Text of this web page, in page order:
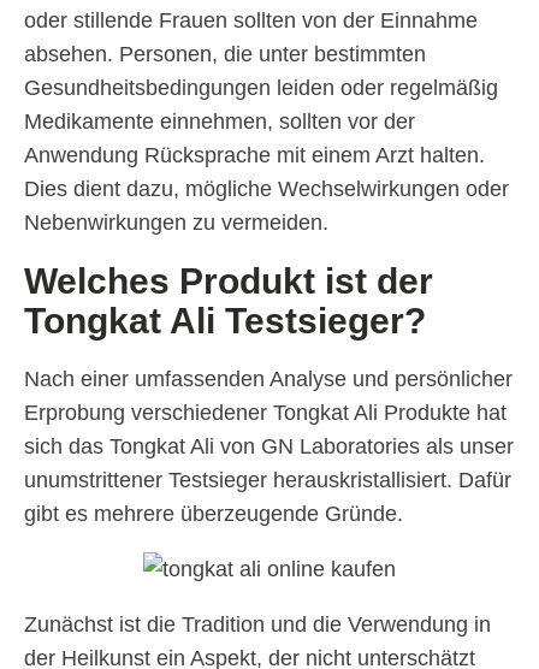
oder stillende Frauen sollten von der Einnahme
absehen. Personen, die unter bestimmten
Gesundheitsbedingungen leiden oder regelmäßig
Medikamente einnehmen, sollten vor der
Anwendung Rücksprache mit einem Arzt halten.
Dies dient dazu, mögliche Wechselwirkungen oder
Nebenwirkungen zu vermeiden.
Welches Produkt ist der
Tongkat Ali Testsieger?
Nach einer umfassenden Analyse und persönlicher
Erprobung verschiedener Tongkat Ali Produkte hat
sich das Tongkat Ali von GN Laboratories als unser
unumstrittener Testsieger herauskristallisiert. Dafür
gibt es mehrere überzeugende Gründe.
Zunächst ist die Tradition und die Verwendung in
der Heilkunst ein Aspekt, der nicht unterschätzt